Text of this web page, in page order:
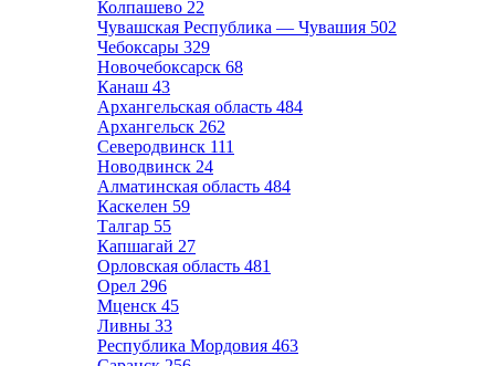
Колпашево 22
Чувашская Республика — Чувашия 502
Чебоксары 329
Новочебоксарск 68
Канаш 43
Архангельская область 484
Архангельск 262
Северодвинск 111
Новодвинск 24
Алматинская область 484
Каскелен 59
Талгар 55
Капшагай 27
Орловская область 481
Орел 296
Мценск 45
Ливны 33
Республика Мордовия 463